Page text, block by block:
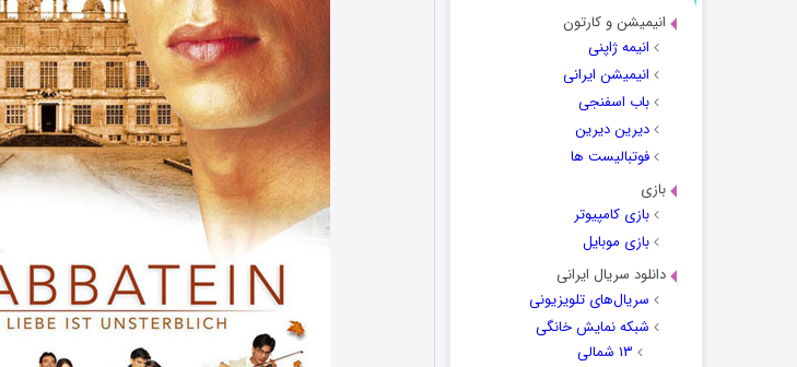
انیمیشن و کارتون
انیمه ژاپنی
انیمیشن ایرانی
باب اسفنجی
دیرین دیرین
فوتبالیست ها
بازی
بازی کامپیوتر
بازی موبایل
دانلود سریال ایرانی
سریال‌های تلویزیونی
شبکه نمایش خانگی
۱۳ شمالی